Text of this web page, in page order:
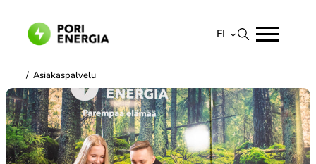
sisältöön
FI
English
/ Asiakaspalvelu